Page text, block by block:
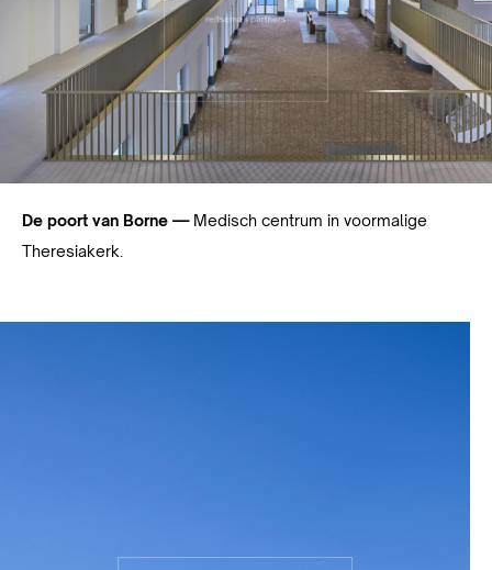
De poort van Borne —Medisch centrum in voormalige
Theresiakerk.